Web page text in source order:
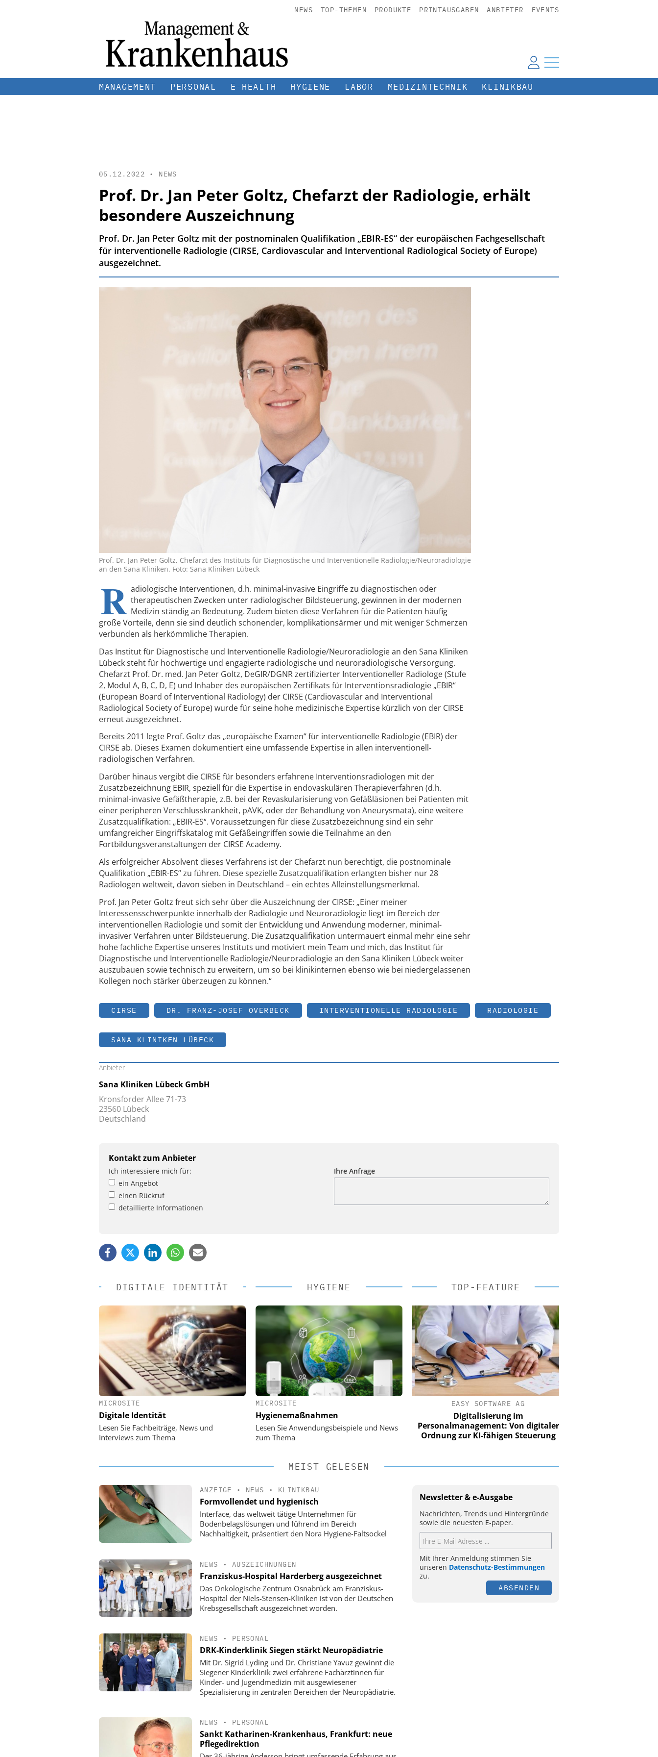
NEWS TOP-THEMEN PRODUKTE PRINTAUSGABEN ANBIETER EVENTS
MANAGEMENT PERSONAL E-HEALTH HYGIENE LABOR MEDIZINTECHNIK KLINIKBAU
05.12.2022 • NEWS
Prof. Dr. Jan Peter Goltz, Chefarzt der Radiologie, erhält
besondere Auszeichnung
Prof. Dr. Jan Peter Goltz mit der postnominalen Qualifikation „EBIR-ES“ der europäischen Fachgesellschaft
für interventionelle Radiologie (CIRSE, Cardiovascular and Interventional Radiological Society of Europe)
ausgezeichnet.
Prof. Dr. Jan Peter Goltz, Chefarzt des Instituts für Diagnostische und Interventionelle Radiologie/Neuroradiologie
an den Sana Kliniken. Foto: Sana Kliniken Lübeck
R adiologische Interventionen, d.h. minimal-invasive Eingriffe zu diagnostischen oder
therapeutischen Zwecken unter radiologischer Bildsteuerung, gewinnen in der modernen
Medizin ständig an Bedeutung. Zudem bieten diese Verfahren für die Patienten häufig
große Vorteile, denn sie sind deutlich schonender, komplikationsärmer und mit weniger Schmerzen
verbunden als herkömmliche Therapien.
Das Institut für Diagnostische und Interventionelle Radiologie/Neuroradiologie an den Sana Kliniken
Lübeck steht für hochwertige und engagierte radiologische und neuroradiologische Versorgung.
Chefarzt Prof. Dr. med. Jan Peter Goltz, DeGIR/DGNR zertifizierter Interventioneller Radiologe (Stufe
2, Modul A, B, C, D, E) und Inhaber des europäischen Zertifikats für Interventionsradiologie „EBIR“
(European Board of Interventional Radiology) der CIRSE (Cardiovascular and Interventional
Radiological Society of Europe) wurde für seine hohe medizinische Expertise kürzlich von der CIRSE
erneut ausgezeichnet.
Bereits 2011 legte Prof. Goltz das „europäische Examen“ für interventionelle Radiologie (EBIR) der
CIRSE ab. Dieses Examen dokumentiert eine umfassende Expertise in allen interventionell-
radiologischen Verfahren.
Darüber hinaus vergibt die CIRSE für besonders erfahrene Interventionsradiologen mit der
Zusatzbezeichnung EBIR, speziell für die Expertise in endovaskulären Therapieverfahren (d.h.
minimal-invasive Gefäßtherapie, z.B. bei der Revaskularisierung von Gefäßläsionen bei Patienten mit
einer peripheren Verschlusskrankheit, pAVK, oder der Behandlung von Aneurysmata), eine weitere
Zusatzqualifikation: „EBIR-ES“. Voraussetzungen für diese Zusatzbezeichnung sind ein sehr
umfangreicher Eingriffskatalog mit Gefäßeingriffen sowie die Teilnahme an den
Fortbildungsveranstaltungen der CIRSE Academy.
Als erfolgreicher Absolvent dieses Verfahrens ist der Chefarzt nun berechtigt, die postnominale
Qualifikation „EBIR-ES“ zu führen. Diese spezielle Zusatzqualifikation erlangten bisher nur 28
Radiologen weltweit, davon sieben in Deutschland – ein echtes Alleinstellungsmerkmal.
Prof. Jan Peter Goltz freut sich sehr über die Auszeichnung der CIRSE: „Einer meiner
Interessensschwerpunkte innerhalb der Radiologie und Neuroradiologie liegt im Bereich der
interventionellen Radiologie und somit der Entwicklung und Anwendung moderner, minimal-
invasiver Verfahren unter Bildsteuerung. Die Zusatzqualifikation untermauert einmal mehr eine sehr
hohe fachliche Expertise unseres Instituts und motiviert mein Team und mich, das Institut für
Diagnostische und Interventionelle Radiologie/Neuroradiologie an den Sana Kliniken Lübeck weiter
auszubauen sowie technisch zu erweitern, um so bei klinikinternen ebenso wie bei niedergelassenen
Kollegen noch stärker überzeugen zu können.“
CIRSE DR. FRANZ-JOSEF OVERBECK INTERVENTIONELLE RADIOLOGIE RADIOLOGIE
SANA KLINIKEN LÜBECK
Anbieter
Sana Kliniken Lübeck GmbH
Kronsforder Allee 71-73
23560 Lübeck
Deutschland
Kontakt zum Anbieter
Ich interessiere mich für:
ein Angebot
einen Rückruf
detaillierte Informationen
Ihre Anfrage
DIGITALE IDENTITÄT
MICROSITE
Digitale Identität
Lesen Sie Fachbeiträge, News und
Interviews zum Thema
HYGIENE
MICROSITE
Hygienemaßnahmen
Lesen Sie Anwendungsbeispiele und News
zum Thema
TOP-FEATURE
Digitalisierung im
Personalmanagement: Von digitaler
Ordnung zur KI-fähigen Steuerung
Digitalisierung im
Personalmanagement: Von digitaler
Ordnung zur KI-fähigen Steuerung
EASY SOFTWARE AG
Digitalisierung im
Personalmanagement: Von digitaler
Ordnung zur KI-fähigen Steuerung
MEIST GELESEN
ANZEIGE • NEWS • KLINIKBAU
Formvollendet und hygienisch
Interface, das weltweit tätige Unternehmen für
Bodenbelagslösungen und führend im Bereich
Nachhaltigkeit, präsentiert den Nora Hygiene-Faltsockel
NEWS • AUSZEICHNUNGEN
Franziskus-Hospital Harderberg ausgezeichnet
Das Onkologische Zentrum Osnabrück am Franziskus-
Hospital der Niels-Stensen-Kliniken ist von der Deutschen
Krebsgesellschaft ausgezeichnet worden.
NEWS • PERSONAL
DRK-Kinderklinik Siegen stärkt Neuropädiatrie
Mit Dr. Sigrid Lyding und Dr. Christiane Yavuz gewinnt die
Siegener Kinderklinik zwei erfahrene Fachärztinnen für
Kinder- und Jugendmedizin mit ausgewiesener
Spezialisierung in zentralen Bereichen der Neuropädiatrie.
NEWS • PERSONAL
Sankt Katharinen-Krankenhaus, Frankfurt: neue
Pflegedirektion
Newsletter & e-Ausgabe
Nachrichten, Trends und Hintergründe
sowie die neuesten E-paper.
Mit Ihrer Anmeldung stimmen Sie
unseren Datenschutz-Bestimmungen
zu.
ABSENDEN